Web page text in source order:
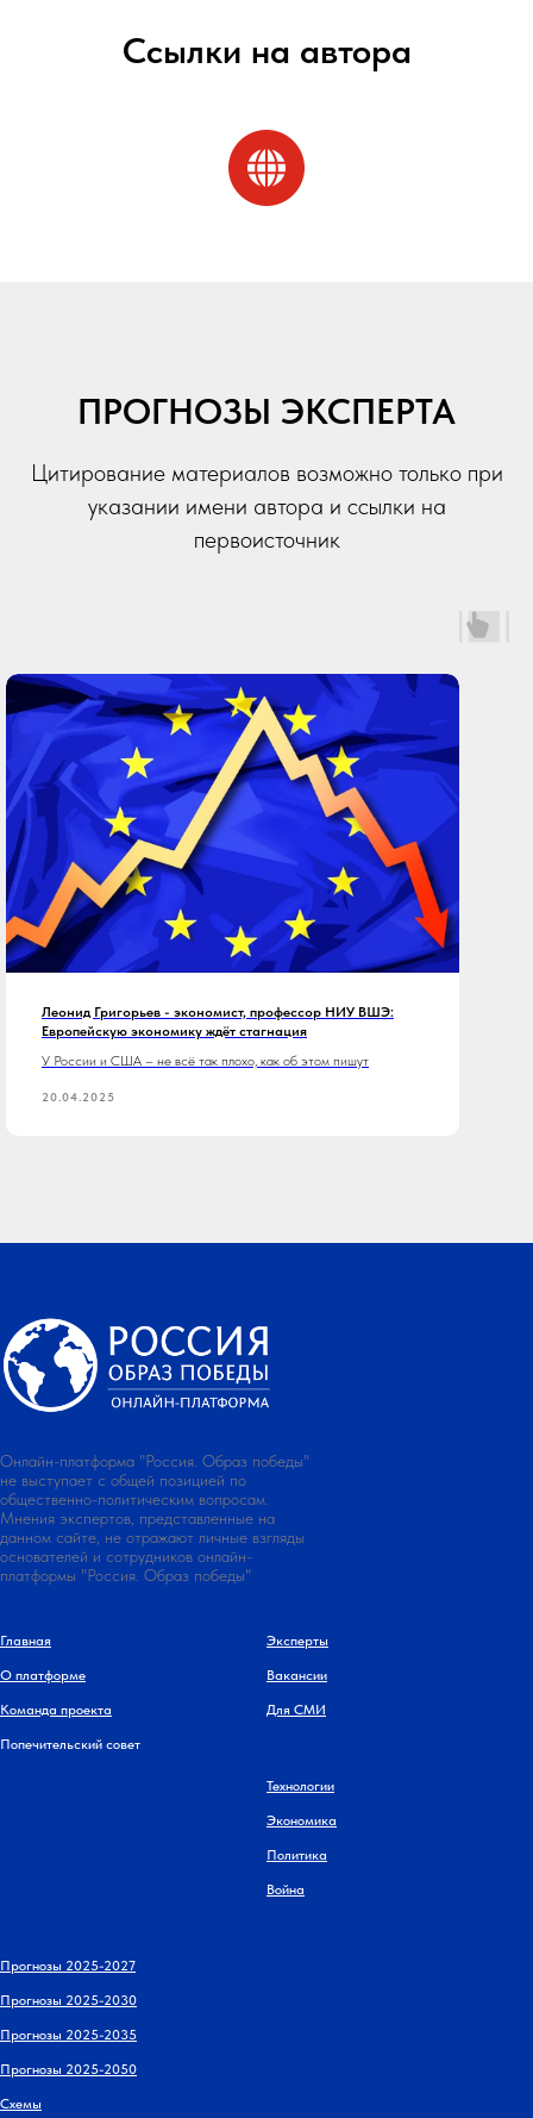
Ссылки на автора
ПРОГНОЗЫ ЭКСПЕРТА
Цитирование материалов возможно только при
указании имени автора и ссылки на
первоисточник
Леонид Григорьев - экономист, профессор НИУ ВШЭ:
Европейскую экономику ждёт стагнация
У России и США – не всё так плохо, как об этом пишут
20.04.2025
Онлайн-платформа "Россия. Образ победы"
не выступает с общей позицией по
общественно-политическим вопросам.
Мнения экспертов, представленные на
данном сайте, не отражают личные взгляды
основателей и сотрудников онлайн-
платформы "Россия. Образ победы"
Главная
О платформе
Команда проекта
Попечительский совет
Эксперты
Вакансии
Для СМИ
Технологии
Экономика
Политика
Война
Прогнозы 2025-2027
Прогнозы 2025-2030
Прогнозы 2025-2035
Прогнозы 2025-2050
Схемы